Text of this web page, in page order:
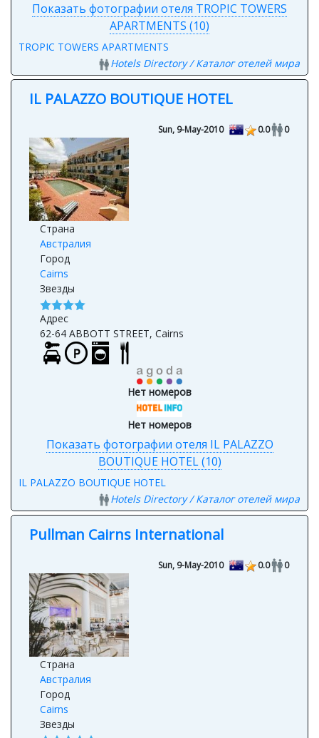
Показать фотографии отеля TROPIC TOWERS
APARTMENTS (10)
TROPIC TOWERS APARTMENTS
Hotels Directory / Каталог отелей мира
IL PALAZZO BOUTIQUE HOTEL
Sun, 9-May-2010 0.0 0
Страна
Австралия
Город
Cairns
Звезды
Адрес
62-64 ABBOTT STREET, Cairns
Нет номеров
Нет номеров
Показать фотографии отеля IL PALAZZO
BOUTIQUE HOTEL (10)
IL PALAZZO BOUTIQUE HOTEL
Hotels Directory / Каталог отелей мира
Pullman Cairns International
Sun, 9-May-2010 0.0 0
Страна
Австралия
Город
Cairns
Звезды